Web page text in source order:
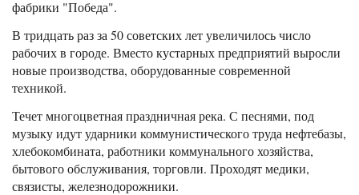
фабрики "Победа".
В тридцать раз за 50 советских лет увеличилось число
рабочих в городе. Вместо кустарных предприятий выросли
новые производства, оборудованные современной
техникой.
Течет многоцветная праздничная река. С песнями, под
музыку идут ударники коммунистического труда нефтебазы,
хлебокомбината, работники коммунального хозяйства,
бытового обслуживания, торговли. Проходят медики,
связисты, железнодорожники.